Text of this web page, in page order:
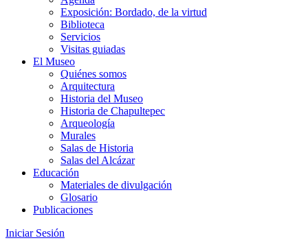
Exposición: Bordado, de la virtud
Biblioteca
Servicios
Visitas guiadas
El Museo
Quiénes somos
Arquitectura
Historia del Museo
Historia de Chapultepec
Arqueología
Murales
Salas de Historia
Salas del Alcázar
Educación
Materiales de divulgación
Glosario
Publicaciones
Iniciar Sesión